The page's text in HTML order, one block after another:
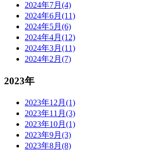
2024年7月(4)
2024年6月(11)
2024年5月(6)
2024年4月(12)
2024年3月(11)
2024年2月(7)
2023年
2023年12月(1)
2023年11月(3)
2023年10月(1)
2023年9月(3)
2023年8月(8)